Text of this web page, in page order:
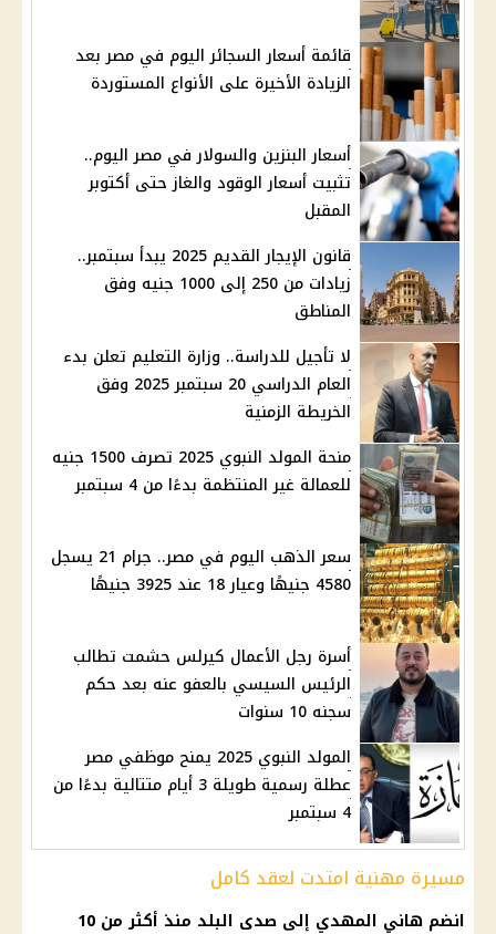
قائمة أسعار السجائر اليوم في مصر بعد
الزيادة الأخيرة على الأنواع المستوردة
أسعار البنزين والسولار في مصر اليوم..
تثبيت أسعار الوقود والغاز حتى أكتوبر
المقبل
قانون الإيجار القديم 2025 يبدأ سبتمبر..
زيادات من 250 إلى 1000 جنيه وفق
المناطق
لا تأجيل للدراسة.. وزارة التعليم تعلن بدء
العام الدراسي 20 سبتمبر 2025 وفق
الخريطة الزمنية
منحة المولد النبوي 2025 تصرف 1500 جنيه
للعمالة غير المنتظمة بدءًا من 4 سبتمبر
سعر الذهب اليوم في مصر.. جرام 21 يسجل
4580 جنيهًا وعيار 18 عند 3925 جنيهًا
أسرة رجل الأعمال كيرلس حشمت تطالب
الرئيس السيسي بالعفو عنه بعد حكم
سجنه 10 سنوات
المولد النبوي 2025 يمنح موظفي مصر
عطلة رسمية طويلة 3 أيام متتالية بدءًا من
4 سبتمبر
مسيرة مهنية امتدت لعقد كامل
انضم هاني المهدي إلى صدى البلد منذ أكثر من 10